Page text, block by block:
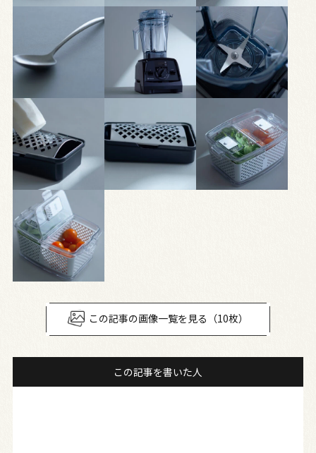
この記事の画像一覧を見る（10枚）
この記事を書いた人